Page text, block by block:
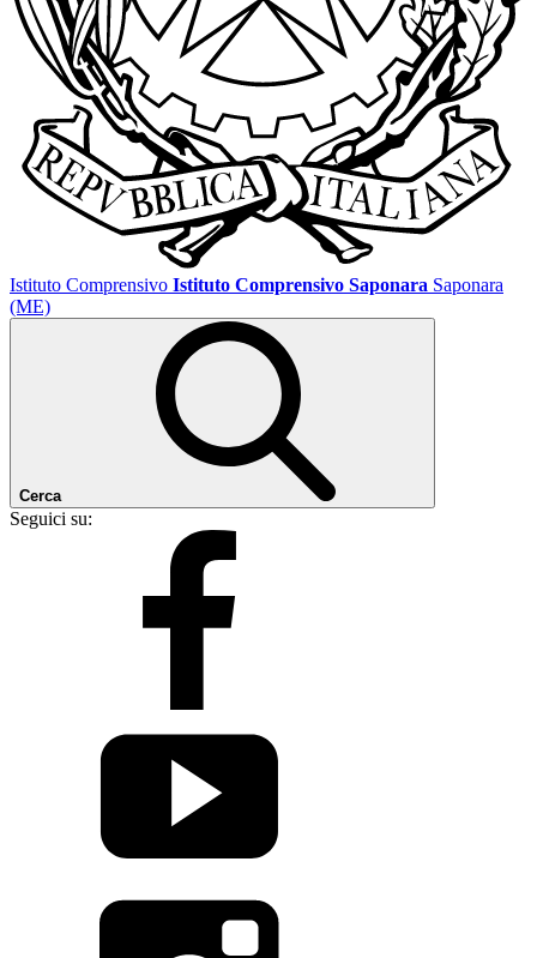
Istituto Comprensivo Istituto Comprensivo Saponara Saponara
(ME)
Cerca
Seguici su: